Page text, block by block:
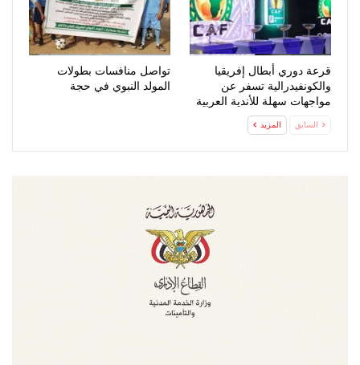
قرعة دوري أبطال إفريقيا
والكونفيدرالية تسفر عن
مواجهات سهلة للأندية العربية
تواصل منافسات بطولات
المولد النبوي في حجة
السابق المزيد